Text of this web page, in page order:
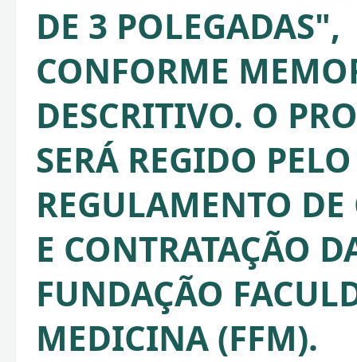
DE 3 POLEGADAS",
CONFORME
DESCRITIVO. O
SERÁ REGIDO PELO
REGULAMENTO DE
E CONTRATAÇÃO
FUNDAÇÃO
MEDICINA (FFM).